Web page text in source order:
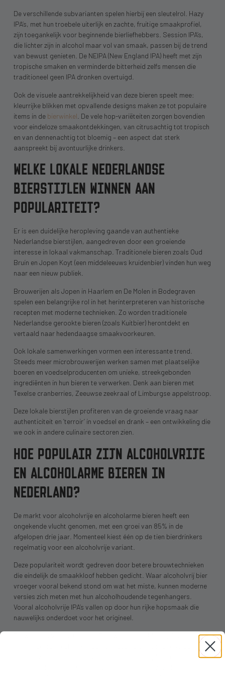
De verschillende subvarianten spelen hierbij een sleutelrol. Hazy
IPA’s, met hun troebele uiterlijk en zachte, fruitige smaakprofiel,
zijn toegankelijk voor beginnende bierliefhebbers. Session IPA’s,
die lichter zijn in alcohol maar vol van smaak, passen bij de trend
van bewust genieten. De NEIPA (New England IPA) heeft met zijn
tropische smaken en verminderde bitterheid zelfs mensen die
traditioneel geen IPA dronken overtuigd.
Ook de visuele aantrekkelijkheid van deze bieren speelt mee:
kleurrijke blikken met opvallende designs maken ze tot populaire
items in de bierwinkel . De vele hop-variëteiten zorgen bovendien
voor eindeloze smaakontdekkingen, van citrusachtig tot tropisch
en van dennenachtig tot bloemig – een aspect dat sterk
aanspreekt bij avontuurlijke drinkers.
WELKE LOKALE NEDERLANDSE
BIERSTIJLEN WINNEN AAN
POPULARITEIT?
Er is een duidelijke heropleving gaande van authentieke
Nederlandse bierstijlen, aangedreven door een groeiende
interesse in lokaal vakmanschap. Traditionele bieren zoals Oud
Bruin en Jopen Koyt (een middeleeuws kruidenbier) vinden hun weg
naar een nieuw publiek.
Brouwerijen als Jopen in Haarlem en De Molen in Bodegraven
spelen een belangrijke rol in het herinterpreteren van historische
recepten met moderne technieken. Zo worden traditionele
Nederlandse gerookte bieren (zoals Kuitbier) herontdekt en
vertaald naar hedendaagse smaakvoorkeuren.
Ook lokale samenwerkingen vormen een interessante trend.
Steeds meer microbrouwerijen werken samen met plaatselijke
boeren en voedselproducenten om unieke, streekgebonden
ingrediënten in hun bieren te verwerken. Denk aan bieren met
Texelse cranberries, Zeeuwse zeekraal of Limburgse appelstroop.
Deze lokale bierstijlen profiteren van de groeiende vraag naar
authenticiteit en ’terroir’ in voedsel en drank – een ontwikkeling die
we ook in andere culinaire sectoren zien.
HOE POPULAIR ZIJN ALCOHOLVRIJE
EN ALCOHOLARME BIEREN IN
NEDERLAND?
De markt voor alcoholvrije en alcoholarme bieren heeft een
ongekende vlucht genomen, met een groei van 85% in de
afgelopen drie jaar. Momenteel kiest één op de tien bierdrinkers
regelmatig voor een alcoholvrije variant.
Deze populariteit wordt gedreven door betere brouwtechnieken
die eindelijk de smaakkloof hebben gedicht. Waar alcoholvrij bier
vroeger vooral bekend stond om wat het miste, kunnen moderne
versies zich meten met hun alcoholhoudende tegenhangers.
Vooral alcoholvrije IPA’s vallen op door hun rijke hopsmaak die
nauwelijks onderdoet voor het origineel.
Brewers als Vandestreek en Brouwerij ’t IJ hebben geïnvesteerd in